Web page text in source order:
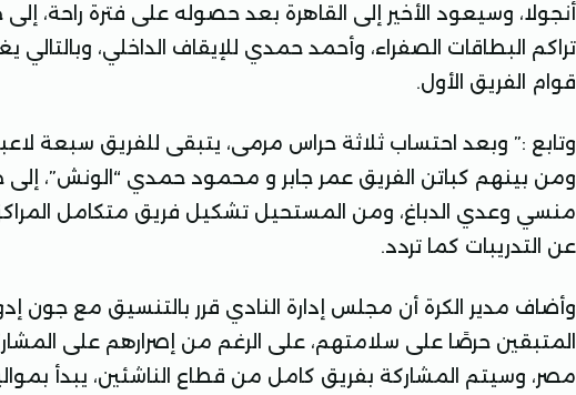
أنجولا، وسيعود الأخير إلى القاهرة بعد حصوله على فترة راحة،
قوام الفريق الأول.
وتابع :” وبعد احتساب ثلاثة حراس مرمى، يتبقى للفريق سبعة
ومن بينهم كباتن الفريق عمر جابر و محمود حمدي “الونش”، إلى
منسي وعدي الدباغ، ومن المستحيل تشكيل فريق متكامل
عن التدريبات كما تردد.
وأضاف مدير الكرة أن مجلس إدارة النادي قرر بالتنسيق مع جون
المتبقين حرصًا على سلامتهم، على الرغم من إصرارهم على
مصر، وسيتم المشاركة بفريق كامل من قطاع الناشئين، يبدأ بمواليد 2009 حتى